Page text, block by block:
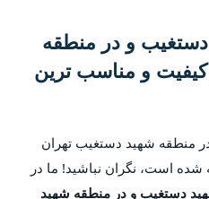
دستغیب و در منطقه
و مناسب ترین
منطقه شهید دستغیب تهران
شده است، نگران نباشید! ما در
دستغیب و در منطقه شهید